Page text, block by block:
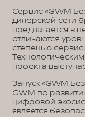
Сервис «GWM
дилерской сети
предлагается в
отличаются
степенью
проекта
Запуск «GWM
GWM по
цифровой
является